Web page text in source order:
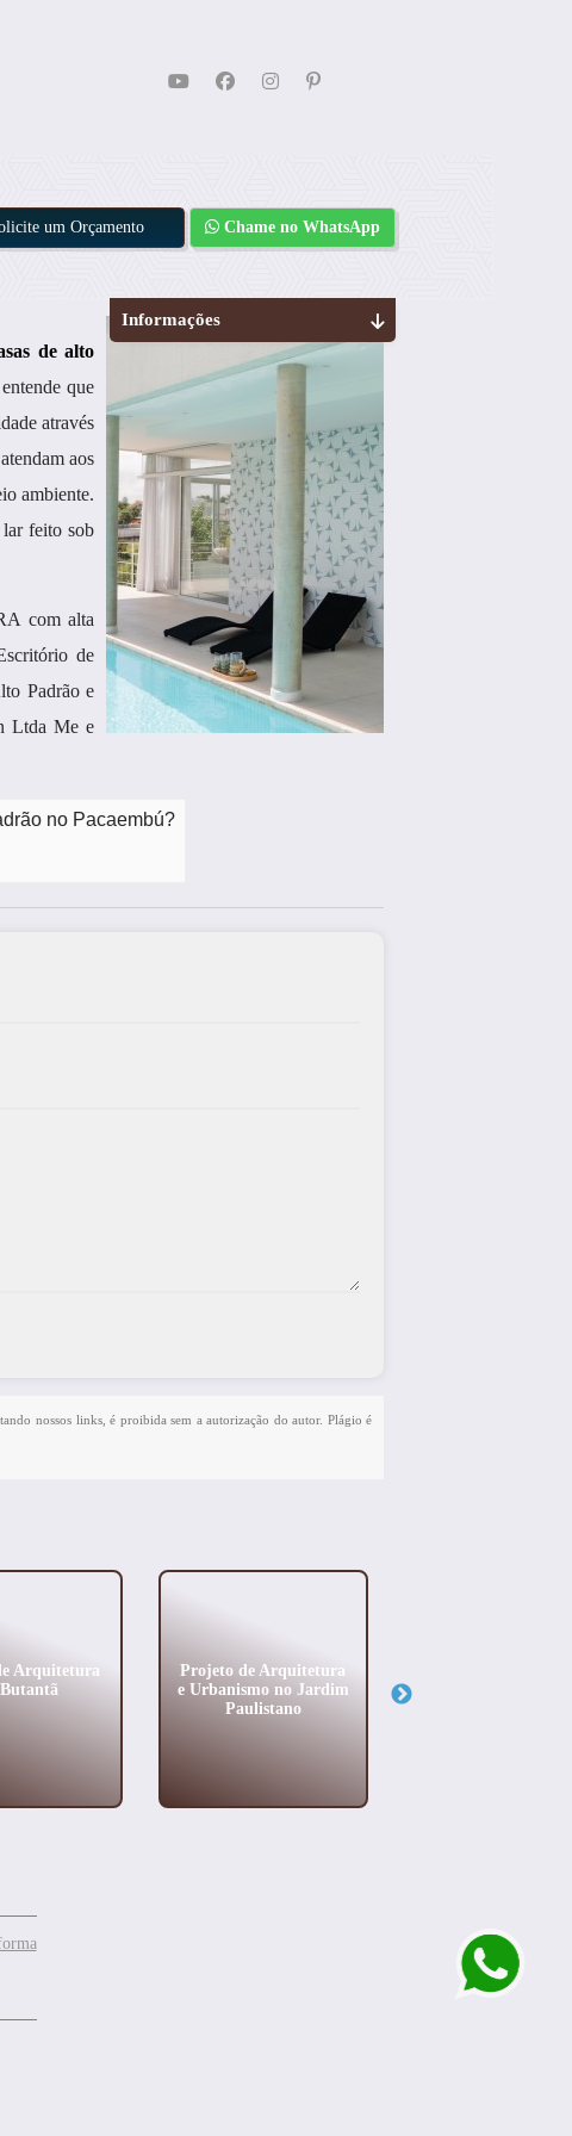
um Orçamento Chame no WhatsApp
de alto
que
através
aos
ambiente.
feito sob
com alta
de
Padrão e
Ltda Me e
no Pacaembú?
nossos links, é proibida sem a autorização do autor. Plágio é
Informações
Arquitetura
Projeto de Arquitetura
e Urbanismo no Jardim
Paulistano